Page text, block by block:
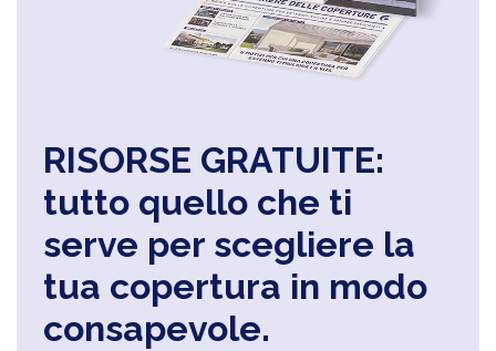
RISORSE GRATUITE:
tutto quello che ti
serve per scegliere la
tua copertura in modo
consapevole.